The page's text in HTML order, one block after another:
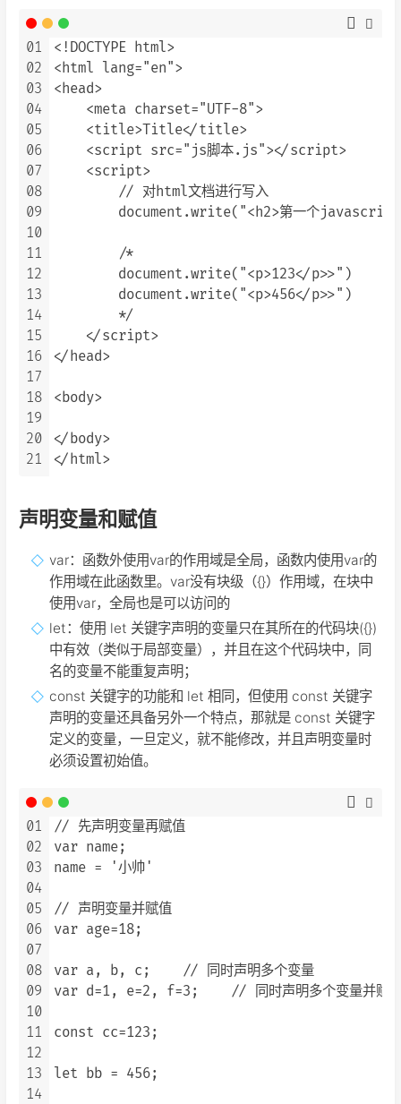
01
02
03
04
05
06
07
08
09
10
11
12
13
14
15
16
17
18
19
20
21
<!DOCTYPE html>
<html lang="en">
<head>
    <meta charset="UTF-8">
    <title>Title</title>
    <script src="js脚本.js"></script>
    <script>
        // 对html文档进行写入
document.write("<h2>第一个javascript
        /*
        document.write("<p>123</p>>")
        document.write("<p>456</p>>")
        */
    </script>
</head>
<body>
</body>
声明变量和赋值
var：函数外使用var的作用域是全局，函数内使用var的
作用域在此函数里。var没有块级（{}）作用域，在块中
使用var，全局也是可以访问的
let：使用 let 关键字声明的变量只在其所在的代码块({})
中有效（类似于局部变量），并且在这个代码块中，同
名的变量不能重复声明；
const 关键字的功能和 let 相同，但使用 const 关键字
声明的变量还具备另外一个特点，那就是 const 关键字
定义的变量，一旦定义，就不能修改，并且声明变量时
必须设置初始值。
01
02
03
04
05
06
07
08
09
10
11
12
13
14
// 先声明变量再赋值
var name;
name = '小帅'
// 声明变量并赋值
var age=18;
var a, b, c;    // 同时声明多个变量
var d=1, e=2, f=3;    // 同时声明多个变量并赋
const cc=123;
let bb = 456;